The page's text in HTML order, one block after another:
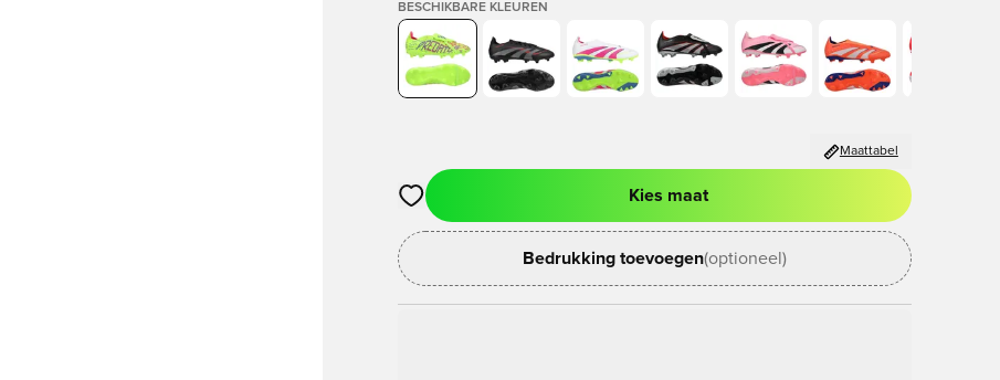
BESCHIKBARE KLEUREN
Maattabel
Opent een venster om in te loggen of je aan te melden als lid
Kies maat
Bedrukking toevoegen(optioneel)